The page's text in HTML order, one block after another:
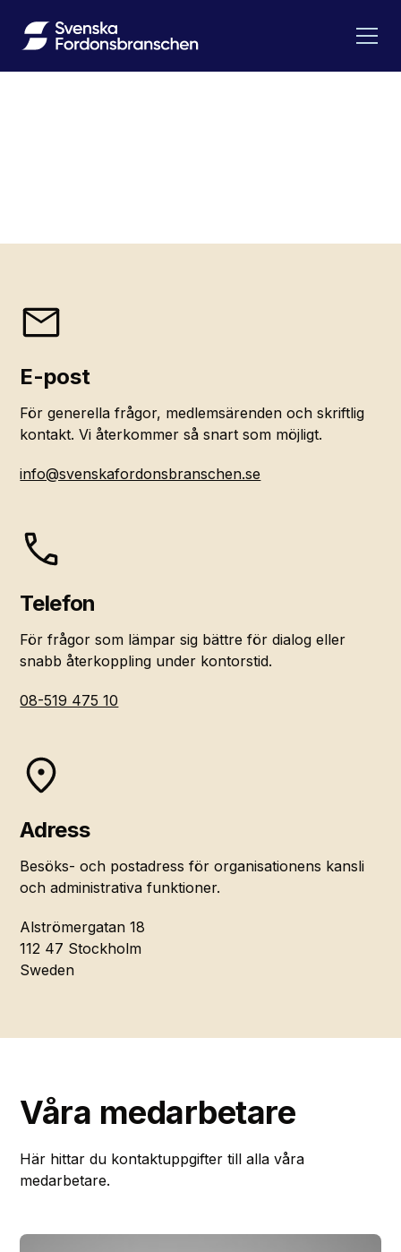
E-post
För generella frågor, medlemsärenden och skriftlig
kontakt. Vi återkommer så snart som möjligt.
info@svenskafordonsbranschen.se
Telefon
För frågor som lämpar sig bättre för dialog eller
snabb återkoppling under kontorstid.
08-519 475 10
Adress
Besöks- och postadress för organisationens kansli
och administrativa funktioner.
Alströmergatan 18
112 47 Stockholm
Sweden
Våra medarbetare
Här hittar du kontaktuppgifter till alla våra
medarbetare.